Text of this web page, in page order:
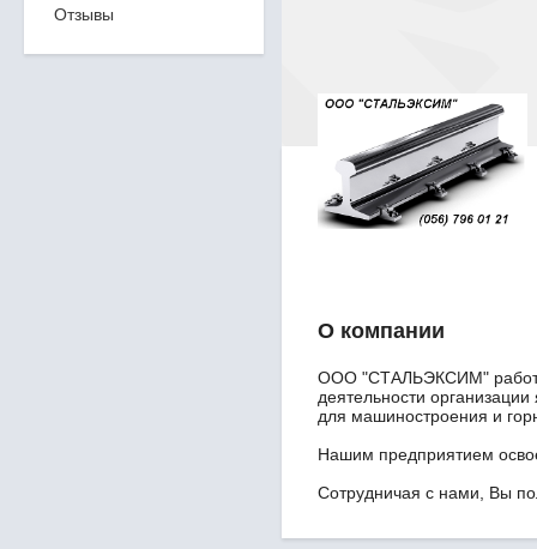
Отзывы
О компании
ООО "СТАЛЬЭКСИМ"
деятельности
для машиностроения и
Нашим предприятием
Сотрудничая с нами, Вы